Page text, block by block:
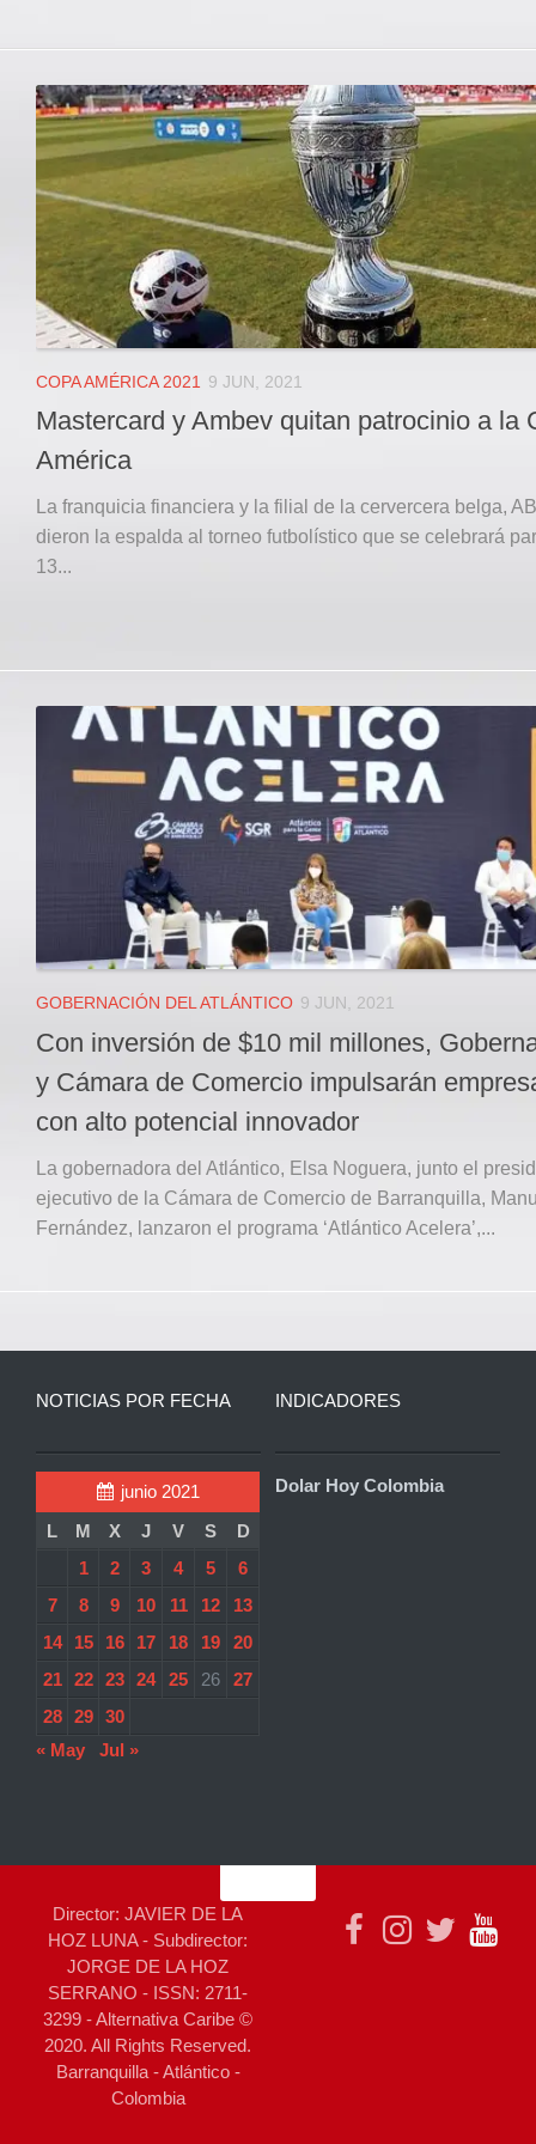
COPA AMÉRICA 2021 9 JUN, 2021
Mastercard y Ambev quitan patrocinio a la
América
La franquicia financiera y la filial de la cervercera belga,
dieron la espalda al torneo futbolístico que se celebrará
13...
GOBERNACIÓN DEL ATLÁNTICO 9 JUN, 2021
Con inversión de $10 mil millones,
y Cámara de Comercio impulsarán
con alto potencial innovador
La gobernadora del Atlántico, Elsa Noguera, junto el
ejecutivo de la Cámara de Comercio de Barranquilla,
Fernández, lanzaron el programa ‘Atlántico Acelera’,...
NOTICIAS POR FECHA
junio 2021
L
M X J V S
D
1
2 3 4 5
6
7
8 9 10 11 12
13
14
15 16 17 18 19
20
21
22 23 24 25 26
27
28
29
30
« May
Jul »
INDICADORES
Dolar Hoy Colombia
Director: JAVIER DE LA
HOZ LUNA - Subdirector:
JORGE DE LA HOZ
SERRANO - ISSN: 2711-
3299 - Alternativa Caribe ©
2020. All Rights Reserved.
Barranquilla - Atlántico -
Colombia